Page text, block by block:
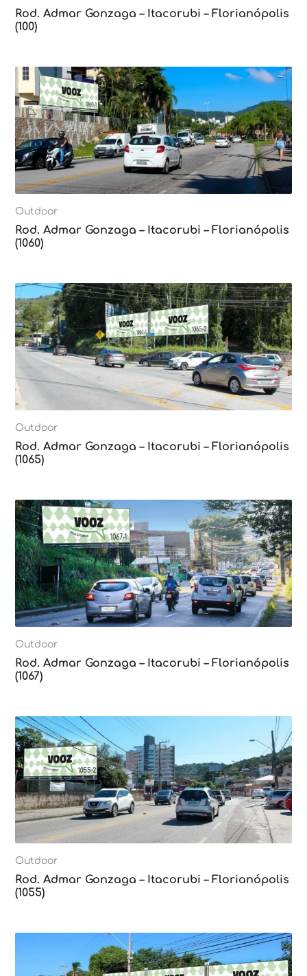
Rod. Admar Gonzaga – Itacorubi – Florianópolis
(100)
Outdoor
Rod. Admar Gonzaga – Itacorubi – Florianópolis
(1060)
Outdoor
Rod. Admar Gonzaga – Itacorubi – Florianópolis
(1065)
Outdoor
Rod. Admar Gonzaga – Itacorubi – Florianópolis
(1067)
Outdoor
Rod. Admar Gonzaga – Itacorubi – Florianópolis
(1055)